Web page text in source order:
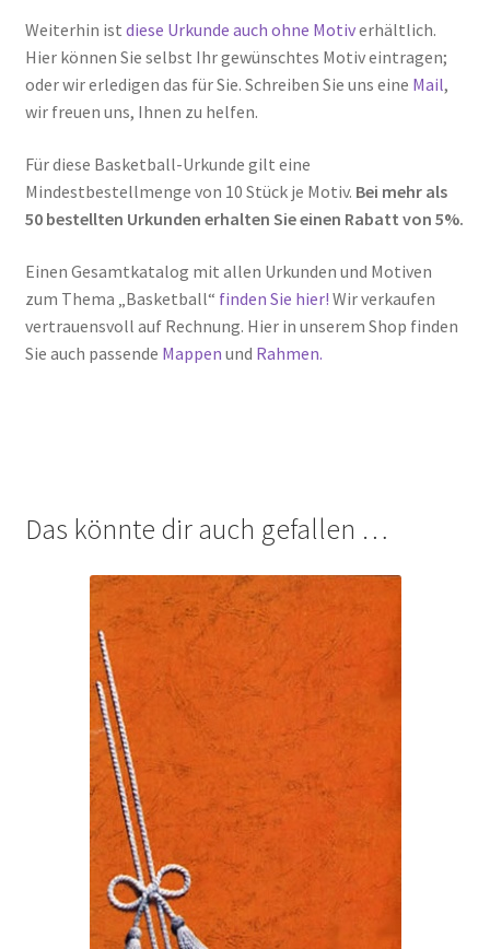
Weiterhin ist diese Urkunde auch ohne Motiverhältlich.
Hier können Sie selbst Ihr gewünschtes Motiv eintragen;
oder wir erledigen das für Sie. Schreiben Sie uns eine Mail,
wir freuen uns, Ihnen zu helfen.
Für diese Basketball-Urkunde gilt eine
Mindestbestellmenge von 10 Stück je Motiv. Bei mehr als
50 bestellten Urkunden erhalten Sie einen Rabatt von 5%.
Einen Gesamtkatalog mit allen Urkunden und Motiven
zum Thema „Basketball“ finden Sie hier! Wir verkaufen
vertrauensvoll auf Rechnung. Hier in unserem Shop finden
Sie auch passende Mappen und Rahmen.
Das könnte dir auch gefallen …